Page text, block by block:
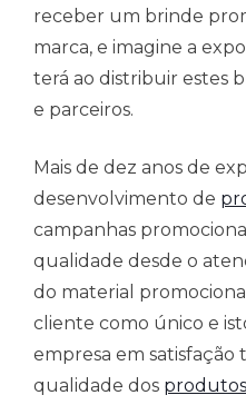
receber um brinde
marca, e imagine a
terá ao distribuir estes
e parceiros.
Mais de dez anos de
desenvolvimento de
campanhas
qualidade desde o
do material
cliente como único e
empresa em satisfação
qualidade dos produtos